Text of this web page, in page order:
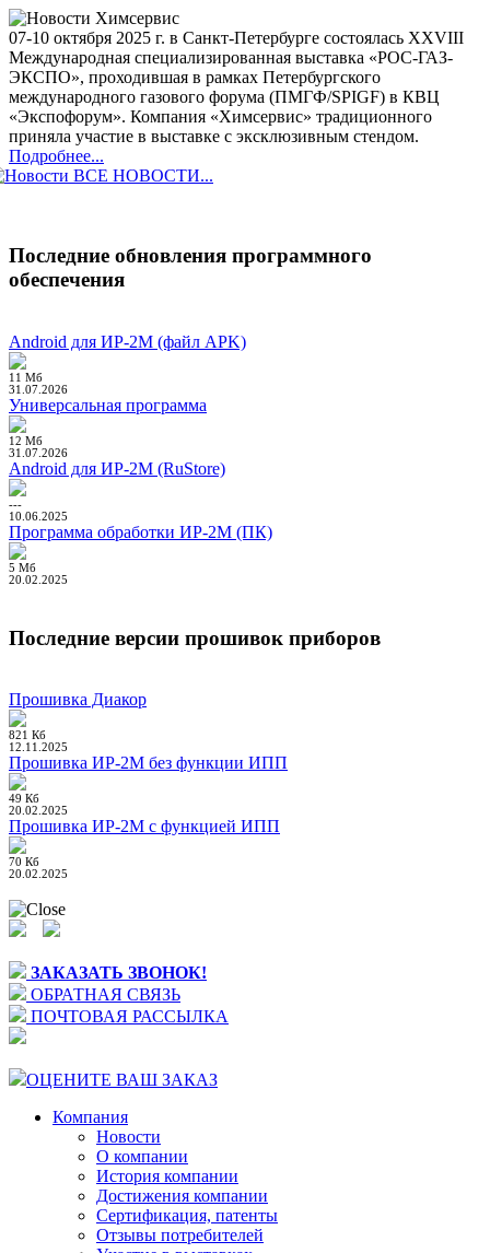
07-10 октября 2025 г. в Санкт-Петербурге состоялась XXVIII
Международная специализированная выставка «РОС-ГАЗ-
ЭКСПО», проходившая в рамках Петербургского
международного газового форума (ПМГФ/SPIGF) в КВЦ
«Экспофорум». Компания «Химсервис» традиционного
приняла участие в выставке с эксклюзивным стендом.
Подробнее...
ВСЕ НОВОСТИ...
Последние обновления программного
обеспечения
Android для ИР-2М (файл APK)
11 Мб
31.07.2026
Универсальная программа
12 Мб
31.07.2026
Android для ИР-2М (RuStore)
---
10.06.2025
Программа обработки ИР-2М (ПК)
5 Мб
20.02.2025
Последние версии прошивок приборов
Прошивка Диакор
821 Кб
12.11.2025
Прошивка ИР-2М без функции ИПП
49 Кб
20.02.2025
Прошивка ИР-2М с функцией ИПП
70 Кб
20.02.2025
ЗАКАЗАТЬ ЗВОНОК!
ОБРАТНАЯ СВЯЗЬ
ПОЧТОВАЯ РАССЫЛКА
ОЦЕНИТЕ ВАШ ЗАКАЗ
Компания
Новости
О компании
История компании
Достижения компании
Сертификация, патенты
Отзывы потребителей